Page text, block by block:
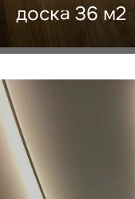
доска 36 м2